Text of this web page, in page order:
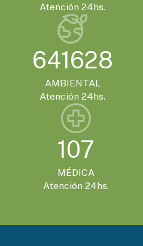
Atención 24hs.
641628
AMBIENTAL
Atención 24hs.
107
MÉDICA
Atención 24hs.